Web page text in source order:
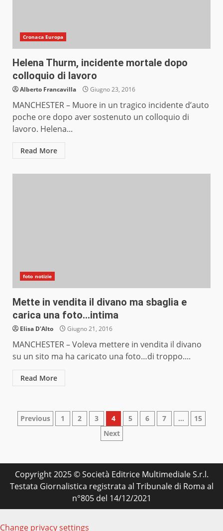
Cronaca Europa
Helena Thurm, incidente mortale dopo
colloquio di lavoro
Alberto Francavilla Giugno 23, 2016
MANCHESTER – Muore in un tragico incidente d’auto
poche ore dopo aver sostenuto un colloquio di
lavoro. Helena...
Read More
foto notizie
Mette in vendita il divano ma sbaglia e
carica una foto…intima
Elisa D'Alto Giugno 21, 2016
MANCHESTER – Voleva mettere in vendita il divano
su un sito ma ha caricato una foto…di troppo....
Read More
Paginazione
articoli
Previous 1 2 3 4 5 6 7 …
15
Next
Copyright 2025 © Società Editrice Multimediale S.r.l.
Testata Giornalistica registrata al Tribunale di Roma al
n°805 del 14/12/2021
Change privacy settings